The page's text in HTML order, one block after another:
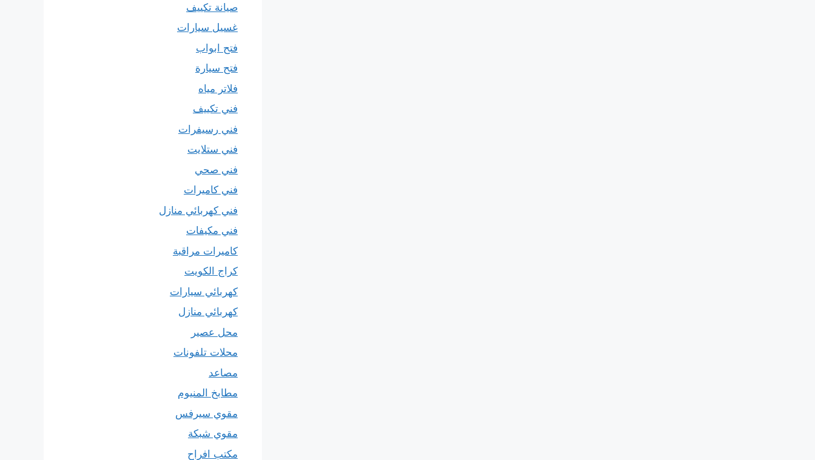
صيانة تكييف
غسيل سيارات
فتح ابواب
فتح سيارة
فلاتر مياه
فني تكييف
فني رسيفرات
فني ستلايت
فني صحي
فني كاميرات
فني كهربائي منازل
فني مكيفات
كاميرات مراقبة
كراج الكويت
كهربائي سيارات
كهربائي منازل
محل عصير
محلات تلفونات
مصاعد
مطابخ المنيوم
مقوي سيرفس
مقوي شبكة
مكتب افراح